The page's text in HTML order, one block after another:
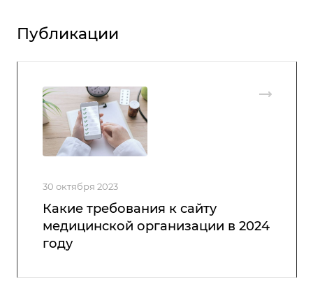
Публикации
30 октября 2023
Какие требования к сайту
медицинской организации в 2024
году